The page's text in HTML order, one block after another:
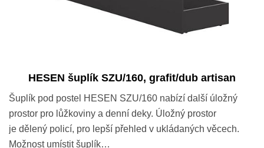
HESEN šuplík SZU/160, grafit/dub artisan
Šuplík pod postel HESEN SZU/160 nabízí další úložný
prostor pro lůžkoviny a denní deky. Úložný prostor
je dělený policí, pro lepší přehled v ukládaných věcech.
Možnost umístit šuplík…